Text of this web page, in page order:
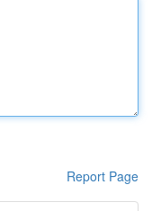
Report Page